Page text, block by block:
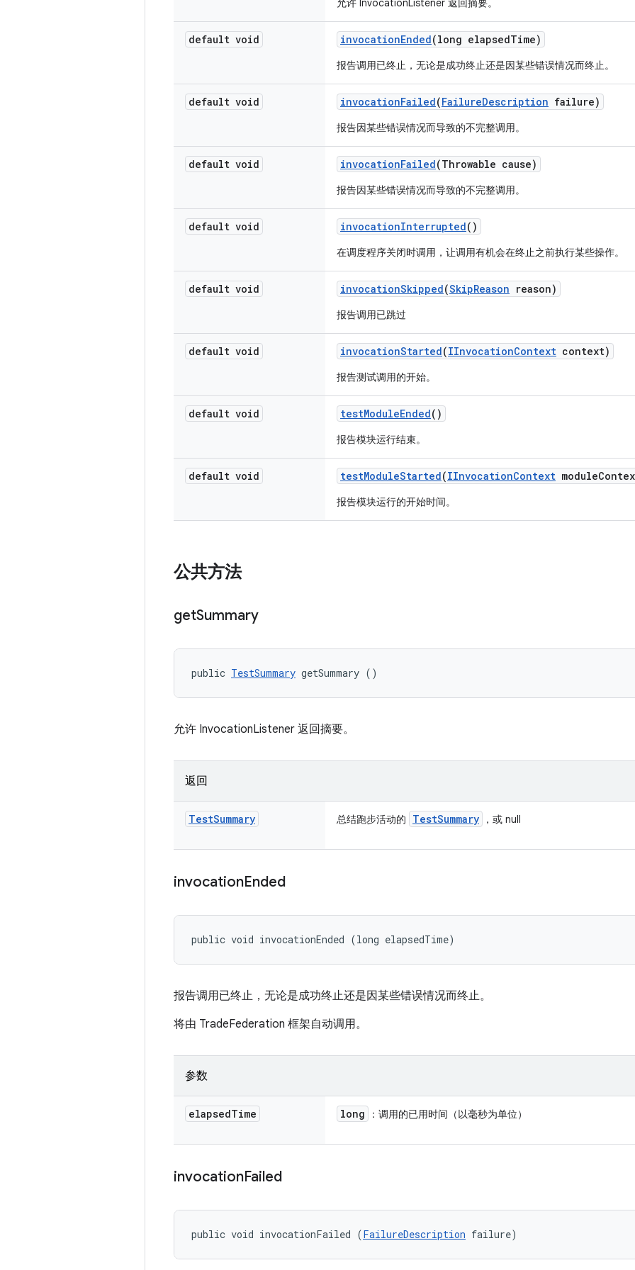
允许 InvocationListener 返回摘要。
default void invocationEnded(long elapsedTime)
报告调用已终止，无论是成功终止还是因某些错误情况而终止。
default void invocationFailed(FailureDescription failure)
报告因某些错误情况而导致的不完整调用。
default void invocationFailed(Throwable cause)
报告因某些错误情况而导致的不完整调用。
default void invocationInterrupted()
在调度程序关闭时调用，让调用有机会在终止之前执行某些操作。
default void invocationSkipped(SkipReason reason)
报告调用已跳过
default void invocationStarted(IInvocationContext context)
报告测试调用的开始。
default void testModuleEnded()
报告模块运行结束。
default void testModuleStarted(IInvocationContext module
报告模块运行的开始时间。
公共方法
getSummary
public TestSummary getSummary ()
允许 InvocationListener 返回摘要。
返回
TestSummary 总结跑步活动的 TestSummary ，或 null
invocationEnded
public void invocationEnded (long elapsedTime)
报告调用已终止，无论是成功终止还是因某些错误情况而终止。
将由 TradeFederation 框架自动调用。
参数
elapsedTime long ：调用的已用时间（以毫秒为单位）
invocationFailed
public void invocationFailed (FailureDescription failure)